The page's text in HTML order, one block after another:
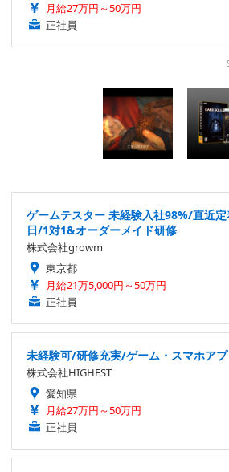
月給27万円～50万円
正社員
ゲームテスター 未経験入社98%/直近
日/1対1&オーダーメイド研修
株式会社growm
東京都
月給21万5,000円～50万円
正社員
未経験可/研修充実/ゲーム・スマホア
株式会社HIGHEST
愛知県
月給27万円～50万円
正社員